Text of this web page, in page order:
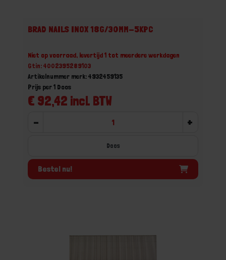
BRAD NAILS INOX 18G/30MM-5KPC
Niet op voorraad, levertijd 1 tot meerdere werkdagen
Gtin: 4002395289103
Artikelnummer merk: 4932459135
€ 92,42 incl. BTW
Prijs per 1 Doos
- +
Doos
Bestel nu!